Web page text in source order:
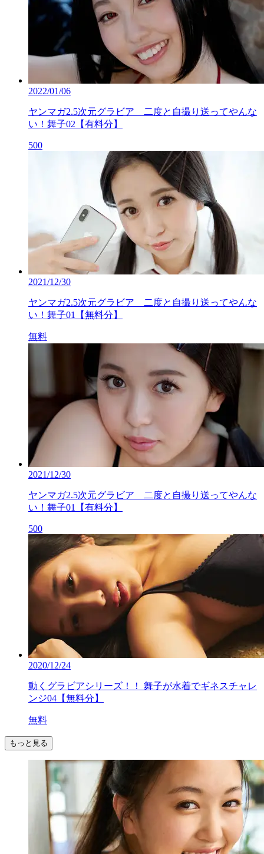
2022/01/06
ヤンマガ2.5次元グラビア 二度と自撮り送ってやんな
い！舞子02【有料分】
500
2021/12/30
ヤンマガ2.5次元グラビア 二度と自撮り送ってやんな
い！舞子01【無料分】
無料
2021/12/30
ヤンマガ2.5次元グラビア 二度と自撮り送ってやんな
い！舞子01【有料分】
500
2020/12/24
動くグラビアシリーズ！！ 舞子が水着でギネスチャレ
ンジ04【無料分】
無料
もっと見る